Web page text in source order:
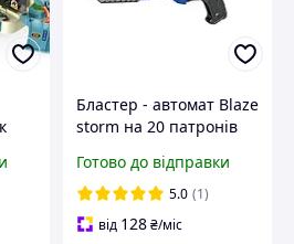
Бластер - автомат Blaze
storm на 20 патронів
Готово до відправки
5.0 (1)
від 128₴/міс